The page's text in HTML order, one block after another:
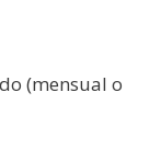
(mensual o